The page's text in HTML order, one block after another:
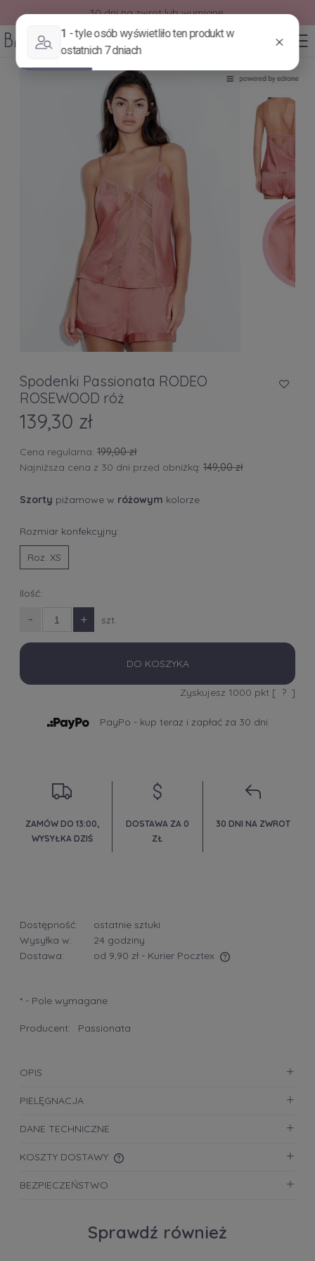
30 dni na zwrot lub wymianę.
Spodenki Passionata RODEO
ROSEWOOD róż
139,30 zł
Cena regularna: 199,00 zł
Najniższa cena z 30 dni przed obniżką: 149,00 zł
Szorty piżamowe w różowym kolorze
Rozmiar konfekcyjny:
Roz. XS
Ilość:
- + szt.
DO KOSZYKA
Zyskujesz 1000 pkt [ ? ]
PayPo - kup teraz i zapłać za 30 dni
ZAMÓW DO 13:00,
WYSYŁKA DZIŚ
DOSTAWA ZA 0
ZŁ
30 DNI NA ZWROT
Dostępność:
ostatnie sztuki
Wysyłka w:
24 godziny
Dostawa:
od 9,90 zł - Kurier Pocztex
* - Pole wymagane
Producent: Passionata
OPIS
PIELĘGNACJA
DANE TECHNICZNE
KOSZTY DOSTAWY
PŁATNOŚCI
BEZPIECZEŃSTWO
Sprawdź również